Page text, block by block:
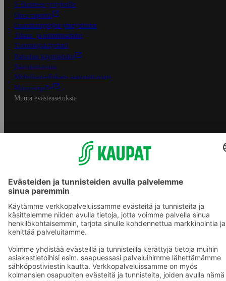
S-Business yrityksille
Oiva-raportit
Osuuskauppojen yhteystiedot
Tilaus- ja toimitusehdot
Tietosuojakäytäntö
Palvelun käyttöehdot
Saavutettavuus
Mobiilisovelluksen saavutettavuus
Mainostajalle
Muuta evästeasetuksia
S-ryhmän palvelut
Asiakasomistajuus
Yhteishyvä Ruoka -sovellus
Prisma.fi
Sokos.fi
S-Pankki
Sokos Hotels
Raflaamo